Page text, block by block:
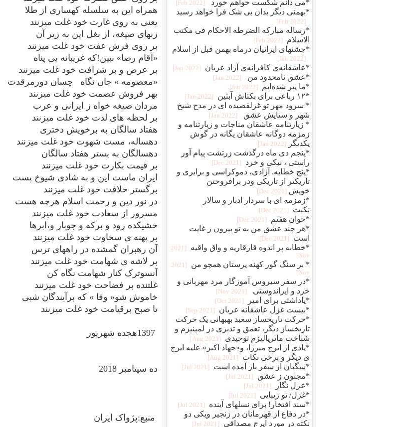
همراه این به سلسله کهساری از طلا
یعنی به روی غارت خود غلت میزنند
زنهای صیغه، از بغل این به زیر آن
بر روی فرش عفت خود غلت میزنند
«آقام رضا» ببین!که غریبانه بی پناه
بر عرض و بر شرافت خود غلت میزنند
«معصومه » جان نگاه چسان دورمرقدت
بهر فروش عصمت خود غلت میزنند
مردان صیغه خواه ز ایرانی و عرب
بر لحظه های لذت خود غلت میزنند
هفتاد سالگان به برخویش دختری
دهساله، مست شهوت خود غلت میزنند
دهسالگان به بستر هفتاد سالگان
بر قیمت بکارت خود غلت میزنند
ایران ماست این و به شادی شیوخ پست
برگستر خلافت خود غلت میزنند
در نور دین و رحمت اسلام هرچه هست
مسرور از سعادت خود غلت میزنند
خشیکده رود و برکه و جوبار و،ابرها
بر پهنه ی سخاوت خود غلت میزنند
آن رهبران گمشده در راههای ترس
بر لاشه ی شهامت خود غلت میزنند
آنسوترک کنار شهامت نگاه کن
غلتنده بر فضاحت خود غلت میزنند
خاموش شو« وفا » که برآیندگان شبی
تا صبح برقیامت خود غلت میزنند
ده سپتامبر 2018
منبع:پژواک ایران
*می دانم شکست خواهم خورد [2022 Feb]
*بهمنی دیگر بدان بی شک فرا خواهد رسید
[2022 Feb]
*رساله مبارکه الضرطه الاحکام فی مکتب
الاسلام
[2022 Feb]
*جشنهای ایرانیان درماه بهمن قبل از اسلام
[2022 Jan]
*عاشقانه‌ی کافرانه‌ی آزاد عریان [2022 Jan]
*عشق نامحدود من [2022 Jan]
*ما پیر شده‌ایم [2022 Jan]
*۱۲ رباعی برای بکتاش آبتین [2022 Jan]
* سرود مهر تو غزلقصیده ای در مدح شیخ
شهر و ستایش عشق
[2022 Jan]
* زیارتنامه عاشقان مناجات و زیارتنامه و
زمزمه دوگانه عاشقان یگانه در گوش
یکدیگر
[2022 Jan]
*پنجم دی ماه درگذشت زرتشت پیام آور
راستی ، نیکی و خرد
[2021 Dec]
*پنج خطابه. آزادی، دموکراسی و برابری و
تاریکتر از تاریکی ودر برافروختن
خویش [2021 Dec]
*زمزمه ای با سردار ادبار و سالار
نکبت
[2021 Dec]
*خوان هفتم [2021 Dec]
*هر چند عشق من به تو بیرون ز غایت
است
[2021 Dec]
*خطابه پر اندوه قارقاریه و واق واقیه
[2021
Nov]
* بر سنگ گور کهنه پرستان همچو من
[2021
Nov]
*در سفر سیروس آموزگار مرد مهربانی و
خرد و ایراندوستی
[2021 Nov]
*یاداشتی برای امیر [2021 Oct]
*بیست غزل عاشقانه عریان [2021 Sep]
*حرکت تاریخساز سعید بهبهانی یک حرکت
تاریخساز دیگر، تعمق و تدبری در لمپنیزم و
شناخت ماتریالیزم توحیدی
[2021 Aug]
*یادی از ایرج میرزا، و«جهاد اکبر» علیه ایرج
ی دیگر و برخی نکات
[2021 Aug]
*سگبان از سفر باز آمده است [2021 Jul]
*مجنون ز عشق [2021 Jul]
*عزل نگار [2021 Jul]
*غزل/ تو زیبایی [2021 Jul]
*سند افتخار! برای نسلهای آینده [2021 Jul]
*در دفاع از قهرمانان در زنجیر ویکی دو
نکته در مورد ایرج مصداقی
[2021 Jul]